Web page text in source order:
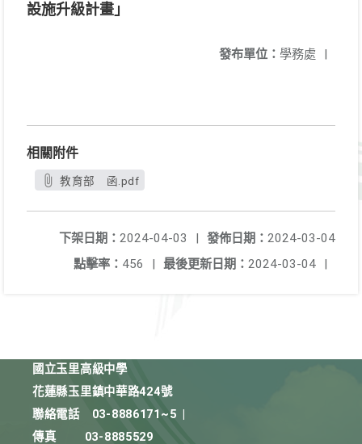
設施升級計畫」
發布單位： 學務處 |
相關附件
教育部 函.pdf
發佈日期： 2024-03-04
下架日期： 2024-04-03
|
最後更新日期： 2024-03-04 |
點擊率： 456 |
國立玉里高級中學
花蓮縣玉里鎮中華路424號
聯絡電話
03-8886171~5
傳真
03-8885529